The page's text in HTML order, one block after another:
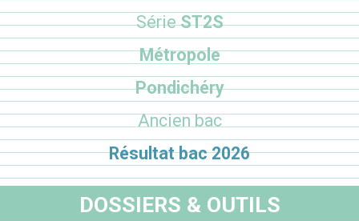
SérieST2S
Métropole
Pondichéry
Ancien bac
Résultat bac 2026
DOSSIERS & OUTILS